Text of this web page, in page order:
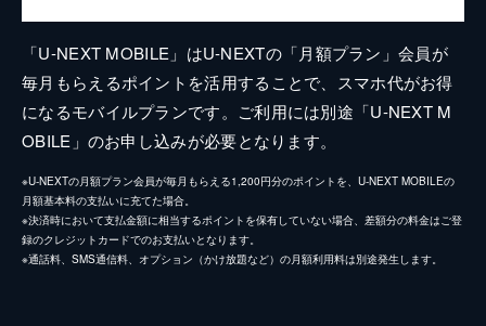
「U-NEXT MOBILE」はU-NEXTの「月額プラン」会員が
毎月もらえるポイントを活用することで、スマホ代がお得
になるモバイルプランです。ご利用には別途「U-NEXT M
OBILE」のお申し込みが必要となります。
※U-NEXTの月額プラン会員が毎月もらえる1,200円分のポイントを、U-NEXT MOBILEの
月額基本料の支払いに充てた場合。
※決済時において支払金額に相当するポイントを保有していない場合、差額分の料金はご登
録のクレジットカードでのお支払いとなります。
※通話料、SMS通信料、オプション（かけ放題など）の月額利用料は別途発生します。